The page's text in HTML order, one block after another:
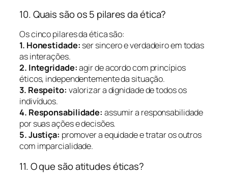
10. Quais são os 5 pilares da ética?
Os cinco pilares da ética são:
1. Honestidade: ser sincero e verdadeiro em todas
as interações.
2. Integridade:agir de acordo com princípios
éticos, independentemente da situação.
3. Respeito: valorizar a dignidade de todos os
indivíduos.
4. Responsabilidade: assumir a responsabilidade
por suas ações e decisões.
5. Justiça: promover a equidade e tratar os outros
com imparcialidade.
11. O que são atitudes éticas?